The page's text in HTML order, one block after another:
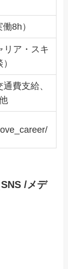
8h）
ア・スキ
費支給、
SNS /メデ